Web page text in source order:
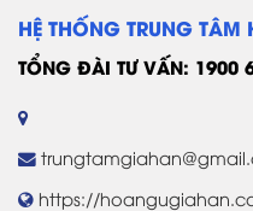
HỆ THỐNG TRUNG
TỔNG ĐÀI TƯ VẤN: 1900
https://